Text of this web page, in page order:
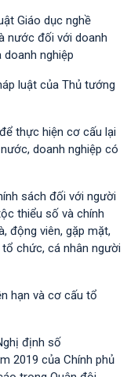
Giáo dục nghề
nước đối với doanh
nghiệp
luật của Thủ tướng
thực hiện cơ cấu lại
doanh nghiệp có
sách đối với người
thiểu số và chính
động viên, gặp mặt,
chức, cá nhân người
hạn và cơ cấu tổ
định số
2019 của Chính phủ